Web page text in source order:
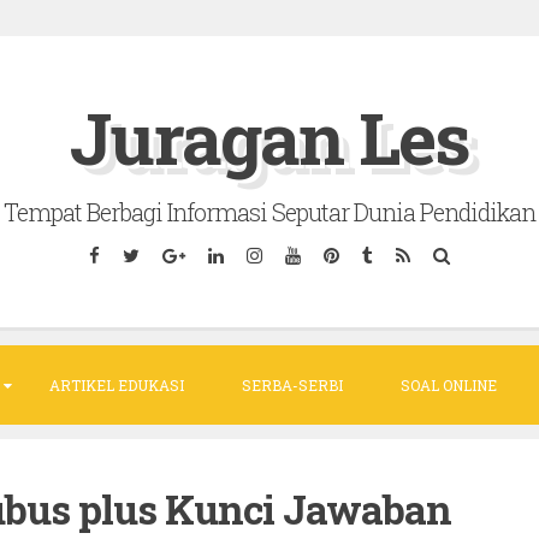
Juragan Les
Tempat Berbagi Informasi Seputar Dunia Pendidikan
ARTIKEL EDUKASI SERBA-SERBI SOAL ONLINE
plus Kunci Jawaban